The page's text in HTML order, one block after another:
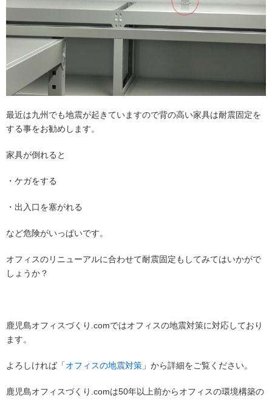
最近は九州でも地震が起きていますので背の高い家具は耐震固定を
する事をお勧めします。
家具が倒れると
・ケガをする
・出入口を塞がれる
など危険がいっぱいです。
オフィスのリニューアルに合わせて耐震固定もしてみてはいかがで
しょうか？
鹿児島オフィスづくり.comではオフィスの地震対策に対応しており
ます。
よろしければ「オフィスの地震対策 」から詳細をご覧ください。
鹿児島オフィスづくり.comは50年以上前からオフィスの環境構築の